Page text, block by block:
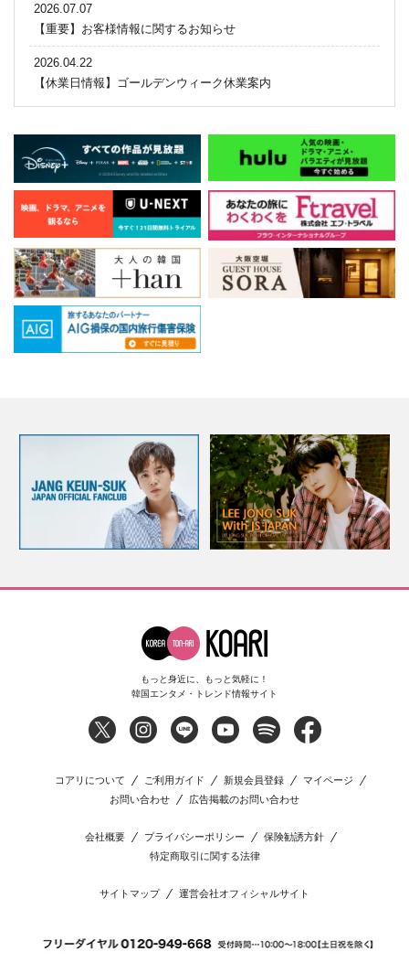
2026.07.07
【重要】お客様情報に関するお知らせ
2026.04.22
【休業日情報】ゴールデンウィーク休業案内
もっと身近に、もっと気軽に！
韓国エンタメ・トレンド情報サイト
コアリについて ご利用ガイド 新規会員登録
マイページ
お問い合わせ
広告掲載のお問い合わせ
会社概要 プライバシーポリシー
保険勧誘方針
特定商取引に関する法律
サイトマップ 運営会社オフィシャルサイト